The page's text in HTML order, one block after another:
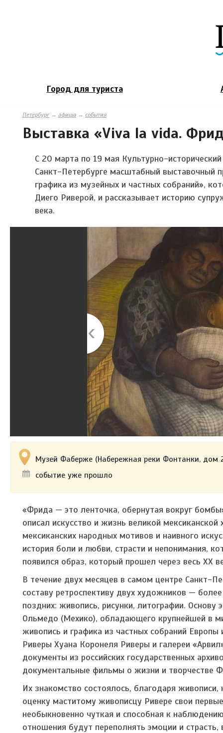
Город для туриста
Петербург→ афиша → события
Выставка «Viva la vida.
С 20 марта по 19 мая Культурно-
Санкт-Петербурге масштабный выставочный
графика из музейных и частных собраний»,
Диего Риверой, и рассказывает историю
века.
Музей Фаберже (Набережная реки Фонтанки, дом
событие уже прошло
«Фрида — это ленточка, обернутая вокруг
описал искусство и жизнь великой
мексиканских народных мотивов и наивного
история боли и любви, страсти и непонимания,
появился образ, который прошел через весь XX
В течение двух месяцев в самом центре Санкт-
составу ретроспективу двух художников —
поздних: живопись, рисунки, литографии.
Ольмедо (Мехико), обладающего крупнейшей в
живопись и графика из частных собраний
Риверы Хуана Коронеля Риверы и галереи
документы из российских государственных
документальные фильмы о жизни и творчестве
Их знакомство состоялось, благодаря
оценку маститому живописцу Ривере свои
необыкновенно чуткая и способная к
отношения будут переполнять эмоции и